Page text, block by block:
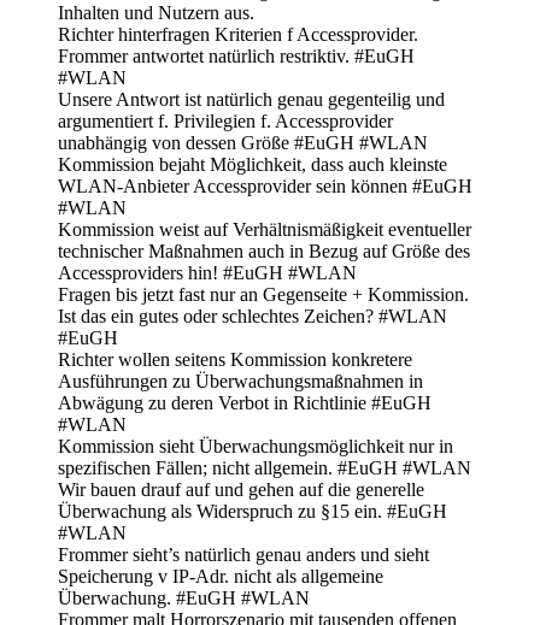
Inhalten und Nutzern aus.
Richter hinterfragen Kriterien f Accessprovider.
Frommer antwortet natürlich restriktiv. #EuGH
#WLAN
Unsere Antwort ist natürlich genau gegenteilig und
argumentiert f. Privilegien f. Accessprovider
unabhängig von dessen Größe #EuGH #WLAN
Kommission bejaht Möglichkeit, dass auch kleinste
WLAN-Anbieter Accessprovider sein können #EuGH
#WLAN
Kommission weist auf Verhältnismäßigkeit eventueller
technischer Maßnahmen auch in Bezug auf Größe des
Accessproviders hin! #EuGH #WLAN
Fragen bis jetzt fast nur an Gegenseite + Kommission.
Ist das ein gutes oder schlechtes Zeichen? #WLAN
#EuGH
Richter wollen seitens Kommission konkretere
Ausführungen zu Überwachungsmaßnahmen in
Abwägung zu deren Verbot in Richtlinie #EuGH
#WLAN
Kommission sieht Überwachungsmöglichkeit nur in
spezifischen Fällen; nicht allgemein. #EuGH #WLAN
Wir bauen drauf auf und gehen auf die generelle
Überwachung als Widerspruch zu §15 ein. #EuGH
#WLAN
Frommer sieht’s natürlich genau anders und sieht
Speicherung v IP-Adr. nicht als allgemeine
Überwachung. #EuGH #WLAN
Frommer malt Horrorszenario mit tausenden offenen